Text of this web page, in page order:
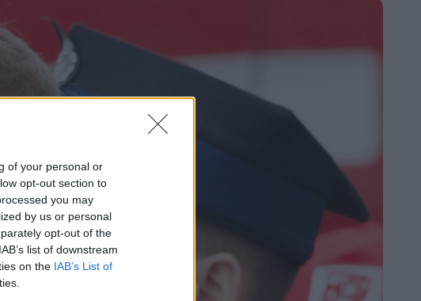
of your personal or
opt-out section to
you may
by us or personal
opt-out of the
list of downstream
on the IAB’s List of